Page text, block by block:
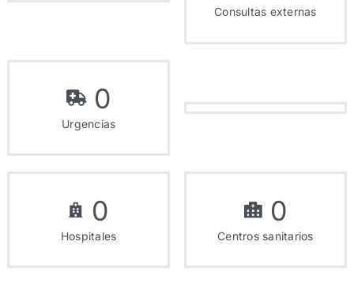
Consultas externas
0
Urgencias
0
Hospitales
0
Centros sanitarios